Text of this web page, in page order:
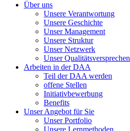
Über uns
Unsere Verantwortung
Unsere Geschichte
Unser Management
Unsere Struktur
Unser Netzwerk
Unser Qualitätsversprechen
Arbeiten in der DAA
Teil der DAA werden
offene Stellen
Initiativbewerbung
Benefits
Unser Angebot für Sie
Unser Portfolio
Unsere Lernmethoden